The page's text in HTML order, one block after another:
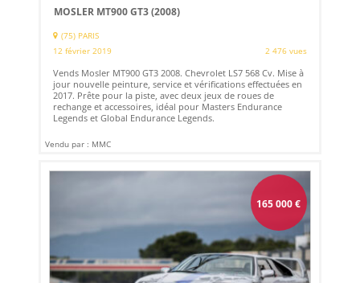
MOSLER MT900 GT3 (2008)
(75) PARIS
12 février 2019
2 476 vues
Vends Mosler MT900 GT3 2008. Chevrolet LS7 568 Cv. Mise à
jour nouvelle peinture, service et vérifications effectuées en
2017. Prête pour la piste, avec deux jeux de roues de
rechange et accessoires, idéal pour Masters Endurance
Legends et Global Endurance Legends.
Vendu par : MMC
165 000€